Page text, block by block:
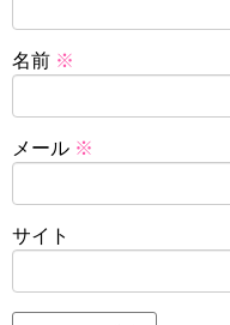
名前 ※
メール ※
サイト